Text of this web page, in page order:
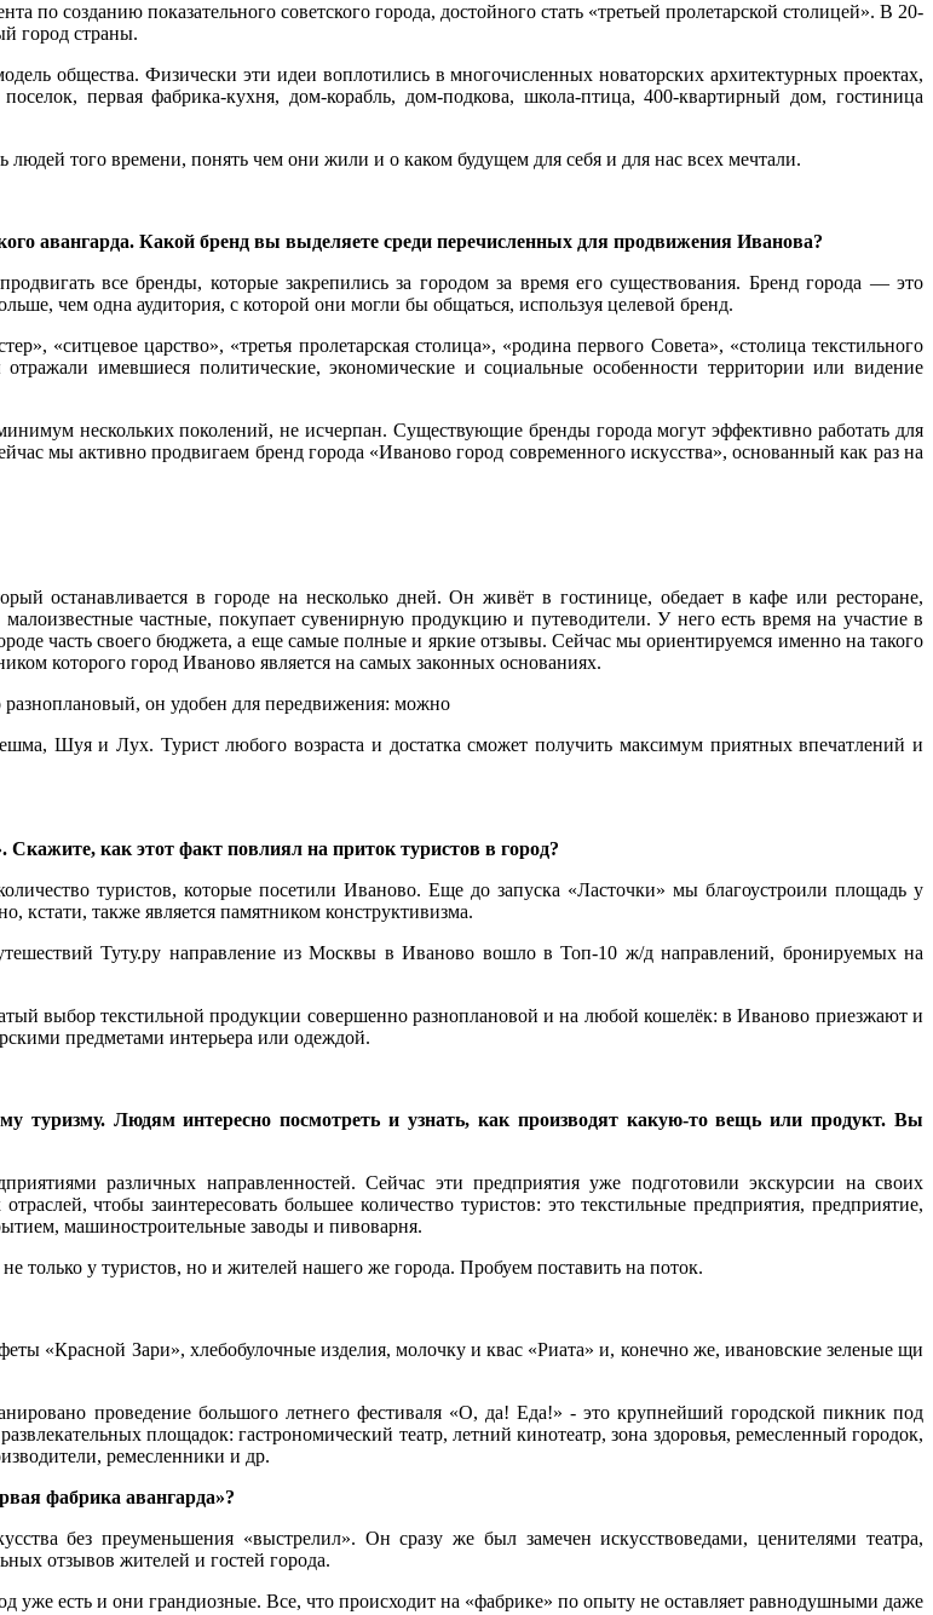
по созданию показательного советского города, достойного стать «третьей пролетарской столицей». В 20-
город страны.
общества. Физически эти идеи воплотились в многочисленных новаторских архитектурных проектах,
первая фабрика-кухня, дом-корабль, дом-подкова, школа-птица, 400-квартирный дом, гостиница
того времени, понять чем они жили и о каком будущем для себя и для нас всех мечтали.
авангарда. Какой бренд вы выделяете среди перечисленных для продвижения Иванова?
все бренды, которые закрепились за городом за время его существования. Бренд города — это
чем одна аудитория, с которой они могли бы общаться, используя целевой бренд.
«ситцевое царство», «третья пролетарская столица», «родина первого Совета», «столица текстильного
имевшиеся политические, экономические и социальные особенности территории или видение
нескольких поколений, не исчерпан. Существующие бренды города могут эффективно работать для
мы активно продвигаем бренд города «Иваново город современного искусства», основанный как раз на
останавливается в городе на несколько дней. Он живёт в гостинице, обедает в кафе или ресторане,
частные, покупает сувенирную продукцию и путеводители. У него есть время на участие в
часть своего бюджета, а еще самые полные и яркие отзывы. Сейчас мы ориентируемся именно на такого
которого город Иваново является на самых законных основаниях.
он удобен для передвижения: можно
Шуя и Лух. Турист любого возраста и достатка сможет получить максимум приятных впечатлений и
Скажите, как этот факт повлиял на приток туристов в город?
туристов, которые посетили Иваново. Еще до запуска «Ласточки» мы благоустроили площадь у
кстати, также является памятником конструктивизма.
Туту.ру направление из Москвы в Иваново вошло в Топ-10 ж/д направлений, бронируемых на
выбор текстильной продукции совершенно разноплановой и на любой кошелёк: в Иваново приезжают и
предметами интерьера или одеждой.
Людям интересно посмотреть и узнать, как производят какую-то вещь или продукт. Вы
различных направленностей. Сейчас эти предприятия уже подготовили экскурсии на своих
чтобы заинтересовать большее количество туристов: это текстильные предприятия, предприятие,
машиностроительные заводы и пивоварня.
только у туристов, но и жителей нашего же города. Пробуем поставить на поток.
«Красной Зари», хлебобулочные изделия, молочку и квас «Риата» и, конечно же, ивановские зеленые щи
проведение большого летнего фестиваля «О, да! Еда!» - это крупнейший городской пикник под
площадок: гастрономический театр, летний кинотеатр, зона здоровья, ремесленный городок,
ремесленники и др.
фабрика авангарда»?
без преуменьшения «выстрелил». Он сразу же был замечен искусствоведами, ценителями театра,
отзывов жителей и гостей города.
есть и они грандиозные. Все, что происходит на «фабрике» по опыту не оставляет равнодушными даже